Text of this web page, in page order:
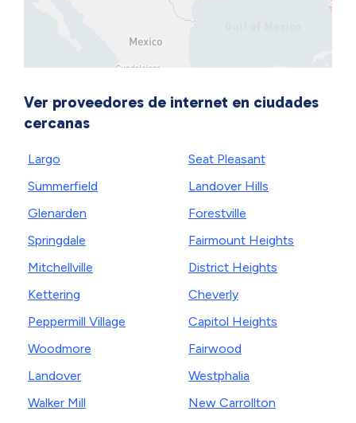
Ver proveedores de internet en ciudades
cercanas
Largo
Summerfield
Glenarden
Springdale
Mitchellville
Kettering
Peppermill Village
Woodmore
Landover
Walker Mill
Seat Pleasant
Landover Hills
Forestville
Fairmount Heights
District Heights
Cheverly
Capitol Heights
Fairwood
Westphalia
New Carrollton